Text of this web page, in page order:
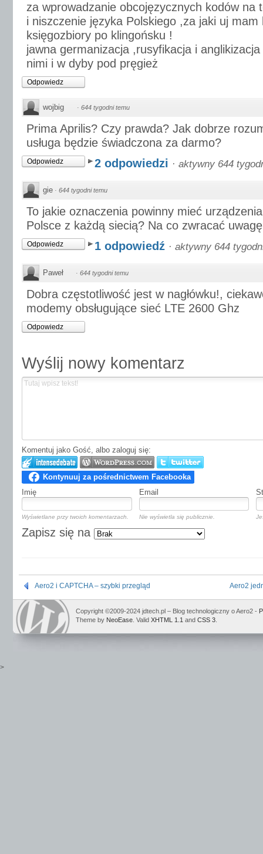
za wprowadzanie obcojęzycznych kodów na
i niszczenie języka Polskiego ,za jaki uj mam
księgozbiory po klingońsku !
jawna germanizacja ,rusyfikacja i
nimi i w dyby pod pręgież
Odpowiedz
wojbig · 644 tygodni temu
Prima Aprilis? Czy prawda? Jak dobrze
usługa będzie świadczona za darmo?
Odpowiedz 2 odpowiedzi · aktywny 644
gie · 644 tygodni temu
To jakie oznaczenia powinny mieć urządzenia
Polsce z każdą siecią? Na co zwracać
Odpowiedz 1 odpowiedź · aktywny 644
Paweł · 644 tygodni temu
Dobra częstotliwość jest w nagłówku!,
modemy obsługujące sieć LTE 2600 Ghz
Odpowiedz
Wyślij nowy komentarz
Komentuj jako Gość, albo zaloguj się:
Imię Email
Wyświetlane przy twoich komentarzach. Nie wyświetla się publicznie.
Zapisz się na
Aero2 i CAPTCHA – szybki przegląd Aero2
Copyright ©2009-2024 jdtech.pl – Blog technologiczny o Aero2 -
Theme by NeoEase . Valid XHTML 1.1 and CSS 3
>